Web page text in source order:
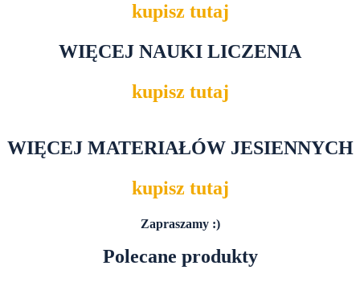
kupisz tutaj
WIĘCEJ NAUKI LICZENIA
kupisz tutaj
WIĘCEJ MATERIAŁÓW JESIENNYCH
kupisz tutaj
Zapraszamy :)
Polecane produkty